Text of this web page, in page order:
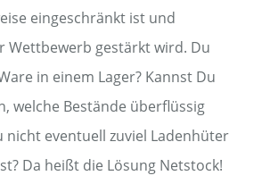
eingeschränkt ist und
Wettbewerb gestärkt wird. Du
in einem Lager? Kannst Du
welche Bestände überflüssig
nicht eventuell zuviel Ladenhüter
Da heißt die Lösung Netstock!